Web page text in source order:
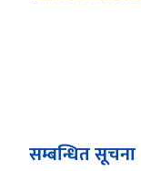
सम्बन्धित सूचना